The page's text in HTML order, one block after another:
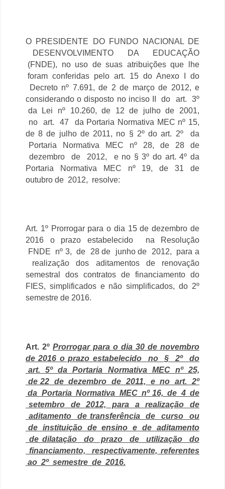
O PRESIDENTE DO FUNDO NACIONAL DE
DESENVOLVIMENTO DA EDUCAÇÃO
(FNDE), no uso de suas atribuições que lhe
foram conferidas pelo art. 15 do Anexo I do
Decreto nº 7.691, de 2 de março de 2012, e
considerando o disposto no inciso II do art. 3º
da Lei nº 10.260, de 12 de julho de 2001,
no art. 47 da Portaria Normativa MEC nº 15,
de 8 de julho de 2011, no § 2º do art. 2º da
Portaria Normativa MEC nº 28, de 28 de
dezembro de 2012, e no § 3º do art. 4º da
Portaria Normativa MEC nº 19, de 31 de
outubro de 2012, resolve:
Art. 1º Prorrogar para o dia 15 de dezembro de
2016 o prazo estabelecido na Resolução
FNDE nº 3, de 28 de junho de 2012, para a
realização dos aditamentos de renovação
semestral dos contratos de financiamento do
FIES, simplificados e não simplificados, do 2º
semestre de 2016.
Art. 2º Prorrogar para o dia 30 de novembro
de 2016 o prazo estabelecido no § 2º do
art. 5º da Portaria Normativa MEC nº 25,
de 22 de dezembro de 2011, e no art. 2º
da Portaria Normativa MEC nº 16, de 4 de
setembro de 2012, para a realização de
aditamento de transferência de curso ou
de instituição de ensino e de aditamento
de dilatação do prazo de utilização do
financiamento, respectivamente, referentes
ao 2º semestre de 2016.